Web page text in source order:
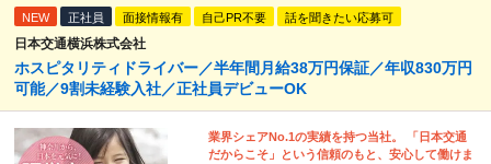
NEW 正社員 面接情報有 自己PR不要 話を聞きたい応募可
日本交通横浜株式会社
ホスピタリティドライバー／半年間月給38万円保証／年収830万円
可能／9割未経験入社／正社員デビューOK
業界シェアNo.1の実績を持つ当社。 「日本交通
だからこそ」という信頼のもと、安心して働けま